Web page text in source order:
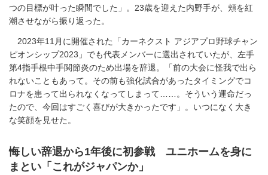
つの目標が叶った瞬間でした」。23歳を迎えた内野手が、頬を紅
潮させながら振り返った。
2023年11月に開催された「カーネクスト アジアプロ野球チャン
ピオンシップ2023」でも代表メンバーに選出されていたが、左手
第4指手根中手関節炎のため出場を辞退。「前の大会に怪我で出ら
れないこともあって。その前も強化試合があったタイミングでコ
ロナを患って出られなくなってしまって……。そういう運命だっ
たので、今回はすごく喜びが大きかったです」。いつになく大き
な笑顔を見せた。
悔しい辞退から1年後に初参戦 ユニホームを身に
まとい「これがジャパンか」